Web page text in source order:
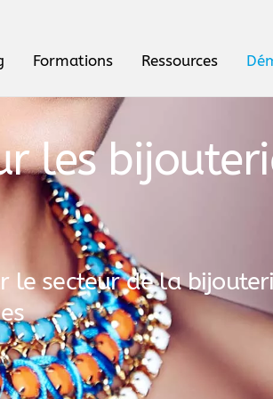
Formations Ressources
les
le secteur de la